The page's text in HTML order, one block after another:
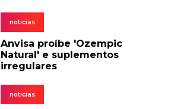
noticias
Anvisa proíbe 'Ozempic
Natural' e suplementos
irregulares
noticias